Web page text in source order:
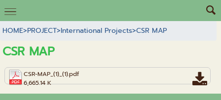
HOME>PROJECT>International Projects>CSR MAP
CSR MAP
CSR-MAP_(1)_(1).pdf
6,665.14 K